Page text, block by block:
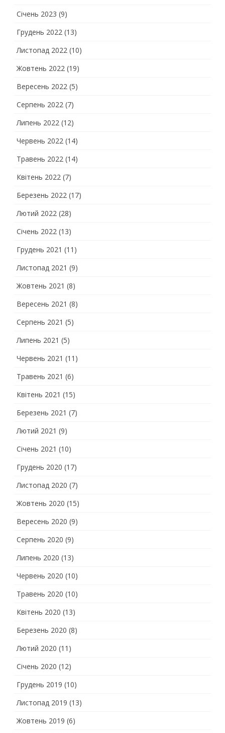
Січень 2023 (9)
Грудень 2022 (13)
Листопад 2022 (10)
Жовтень 2022 (19)
Вересень 2022 (5)
Серпень 2022 (7)
Липень 2022 (12)
Червень 2022 (14)
Травень 2022 (14)
Квітень 2022 (7)
Березень 2022 (17)
Лютий 2022 (28)
Січень 2022 (13)
Грудень 2021 (11)
Листопад 2021 (9)
Жовтень 2021 (8)
Вересень 2021 (8)
Серпень 2021 (5)
Липень 2021 (5)
Червень 2021 (11)
Травень 2021 (6)
Квітень 2021 (15)
Березень 2021 (7)
Лютий 2021 (9)
Січень 2021 (10)
Грудень 2020 (17)
Листопад 2020 (7)
Жовтень 2020 (15)
Вересень 2020 (9)
Серпень 2020 (9)
Липень 2020 (13)
Червень 2020 (10)
Травень 2020 (10)
Квітень 2020 (13)
Березень 2020 (8)
Лютий 2020 (11)
Січень 2020 (12)
Грудень 2019 (10)
Листопад 2019 (13)
Жовтень 2019 (6)